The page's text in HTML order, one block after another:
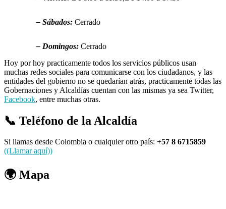
– Sábados: Cerrado
– Domingos: Cerrado
Hoy por hoy practicamente todos los servicios públicos usan
muchas redes sociales para comunicarse con los ciudadanos, y las
entidades del gobierno no se quedarían atrás, practicamente todas las
Gobernaciones y Alcaldías cuentan con las mismas ya sea Twitter,
Facebook, entre muchas otras.
📞 Teléfono de la Alcaldía
Si llamas desde Colombia o cualquier otro país: +57 8 6715859
((Llamar aquí))
🌍 Mapa